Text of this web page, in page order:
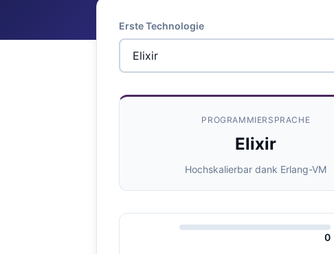
Erste Technologie
PROGRAMMIERSPRACHE
Elixir
Hochskalierbar dank Erlang-VM
0